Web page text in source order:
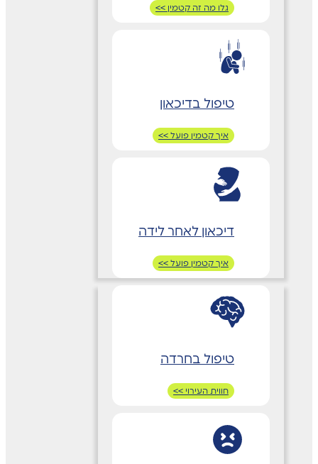
גלו מה זה קטמין >>
טיפול בדיכאון
איך קטמין פועל >>
דיכאון לאחר לידה
איך קטמין פועל >>
טיפול בחרדה
חווית העירוי >>